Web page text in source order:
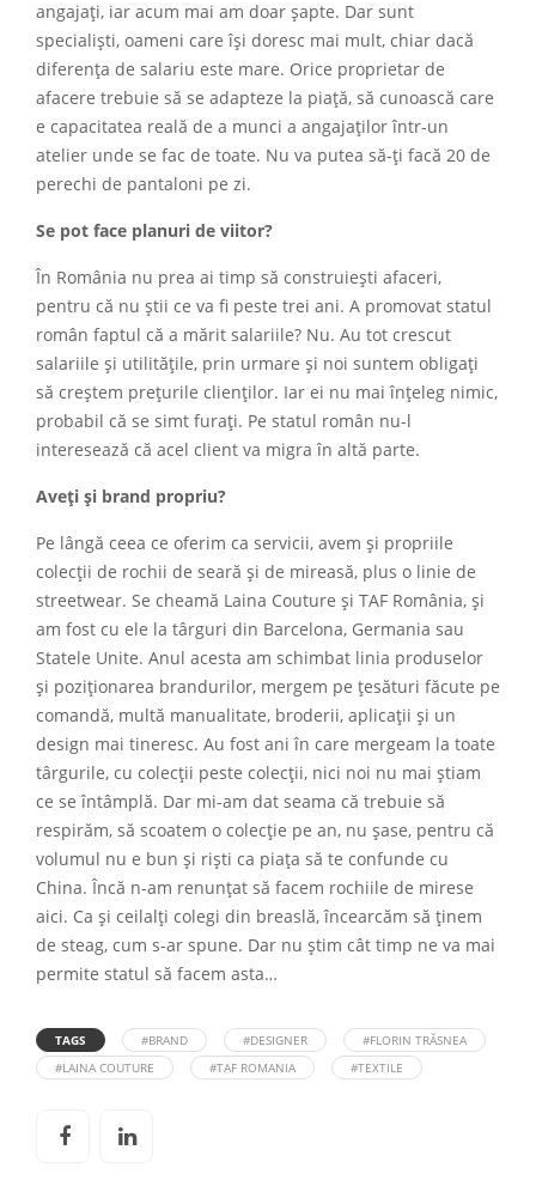
angajați, iar acum mai am doar șapte. Dar sunt
specialiști, oameni care își doresc mai mult, chiar dacă
diferența de salariu este mare. Orice proprietar de
afacere trebuie să se adapteze la piață, să cunoască care
e capacitatea reală de a munci a angajaților într-un
atelier unde se fac de toate. Nu va putea să-ți facă 20 de
perechi de pantaloni pe zi.
Se pot face planuri de viitor?
În România nu prea ai timp să construiești afaceri,
pentru că nu știi ce va fi peste trei ani. A promovat statul
român faptul că a mărit salariile? Nu. Au tot crescut
salariile și utilitățile, prin urmare și noi suntem obligați
să creștem prețurile clienților. Iar ei nu mai înțeleg nimic,
probabil că se simt furați. Pe statul român nu-l
interesează că acel client va migra în altă parte.
Aveți și brand propriu?
Pe lângă ceea ce oferim ca servicii, avem și propriile
colecții de rochii de seară și de mireasă, plus o linie de
streetwear. Se cheamă Laina Couture și TAF România, și
am fost cu ele la târguri din Barcelona, Germania sau
Statele Unite. Anul acesta am schimbat linia produselor
și poziționarea brandurilor, mergem pe țesături făcute pe
comandă, multă manualitate, broderii, aplicații și un
design mai tineresc. Au fost ani în care mergeam la toate
târgurile, cu colecții peste colecții, nici noi nu mai știam
ce se întâmplă. Dar mi-am dat seama că trebuie să
respirăm, să scoatem o colecție pe an, nu șase, pentru că
volumul nu e bun și riști ca piața să te confunde cu
China. Încă n-am renunțat să facem rochiile de mirese
aici. Ca și ceilalți colegi din breaslă, încearcăm să ținem
de steag, cum s-ar spune. Dar nu știm cât timp ne va mai
permite statul să facem asta…
TAGS #BRAND #DESIGNER
#FLORIN TRĂSNEA
#LAINA COUTURE
#TAF ROMANIA #TEXTILE